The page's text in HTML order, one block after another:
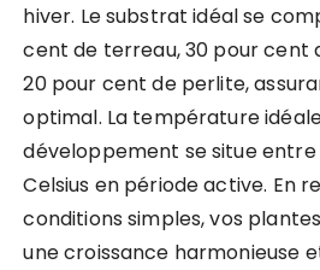
hiver. Le substrat idéal se
cent de terreau, 30 pour cent
20 pour cent de perlite,
optimal. La température
développement se situe entre
Celsius en période active. En
conditions simples, vos
une croissance harmonieuse